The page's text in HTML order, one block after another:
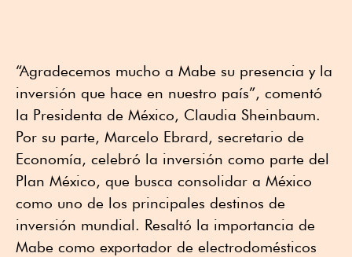
“Agradecemos mucho a Mabe su presencia y la
inversión que hace en nuestro país”, comentó
la Presidenta de México, Claudia Sheinbaum.
Por su parte, Marcelo Ebrard, secretario de
Economía, celebró la inversión como parte del
Plan México, que busca consolidar a México
como uno de los principales destinos de
inversión mundial. Resaltó la importancia de
Mabe como exportador de electrodomésticos